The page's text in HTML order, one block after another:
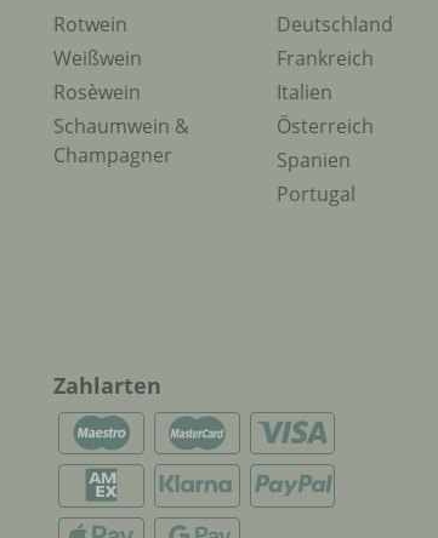
Rotwein
Weißwein
Rosèwein
Schaumwein &
Champagner
Deutschland
Frankreich
Italien
Österreich
Spanien
Portugal
Zahlarten